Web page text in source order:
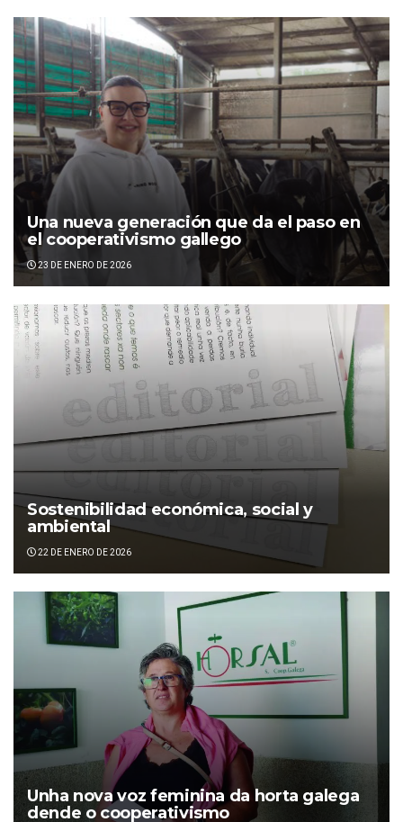
Una nueva generación que da el paso en
el cooperativismo gallego
23 DE ENERO DE 2026
Sostenibilidad económica, social y
ambiental
22 DE ENERO DE 2026
Unha nova voz feminina da horta galega
dende o cooperativismo